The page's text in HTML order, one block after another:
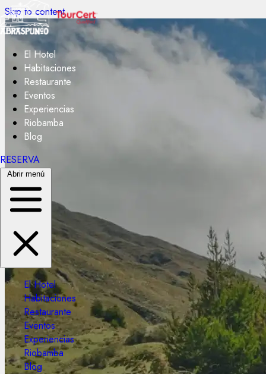
Skip to content
El Hotel
Habitaciones
Restaurante
Eventos
Experiencias
Riobamba
Blog
RESERVA
Abrir menú
El Hotel
Habitaciones
Restaurante
Eventos
Experiencias
Riobamba
Blog